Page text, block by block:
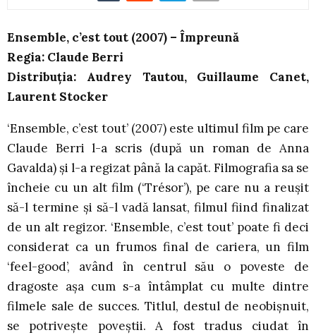
Ensemble, c’est tout (2007) – Împreună
Regia: Claude Berri
Distribuția: Audrey Tautou, Guillaume Canet,
Laurent Stocker
‘Ensemble, c’est tout’ (2007) este ultimul film pe care
Claude Berri l-a scris (după un roman de Anna
Gavalda) și l-a regizat până la capăt. Filmografia sa se
încheie cu un alt film (‘Trésor’), pe care nu a reușit
să-l termine și să-l vadă lansat, filmul fiind finalizat
de un alt regizor. ‘Ensemble, c’est tout’ poate fi deci
considerat ca un frumos final de cariera, un film
‘feel-good’, având în centrul său o poveste de
dragoste așa cum s-a întâmplat cu multe dintre
filmele sale de succes. Titlul, destul de neobișnuit,
se potrivește poveștii. A fost tradus ciudat în